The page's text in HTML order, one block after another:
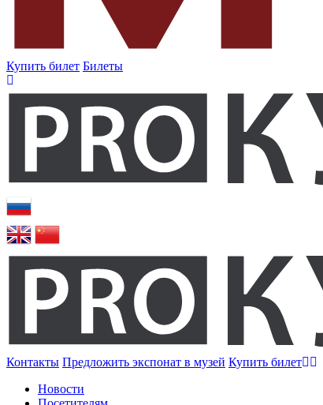
Купить билет Билеты
Контакты Предложить экспонат в музей Купить билет
Новости